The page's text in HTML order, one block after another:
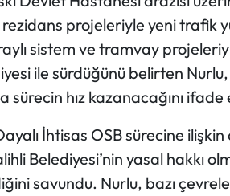
projeleriyle yeni trafik
sistem ve tramvay
ile sürdüğünü belirten Nurlu,
sürecin hız kazanacağını ifade
İhtisas OSB sürecine
Belediyesi’nin yasal hakkı
savundu. Nurlu, bazı